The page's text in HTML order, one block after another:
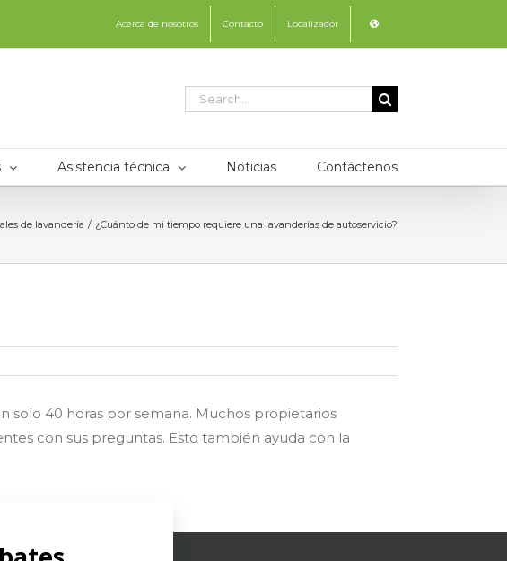
Acerca de nosotros Contacto Localizador
Search
Asistencia técnica Noticias Contáctenos
de lavandería ¿Cuánto de mi tiempo requiere una lavanderías de autoservicio?
solo 40 horas por semana. Muchos propietarios
con sus preguntas. Esto también ayuda con la